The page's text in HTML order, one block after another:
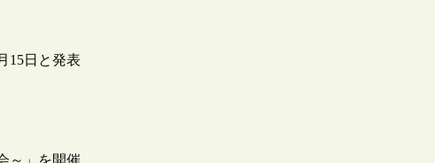
15日と発表
～」を開催